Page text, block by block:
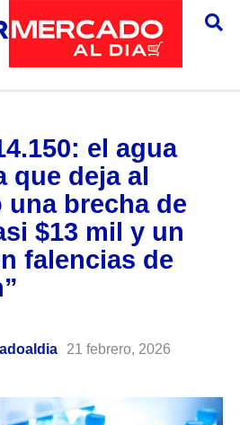
el agua
que deja al
brecha de
$13 mil y un
falencias de
21 febrero, 2026